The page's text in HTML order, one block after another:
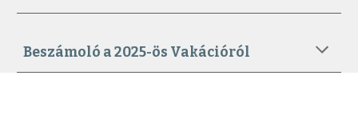
Beszámoló a 2025-ös Vakációról